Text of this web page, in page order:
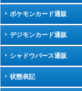
ポケモンカード通販
デジモンカード通販
シャドウバース通販
状態表記